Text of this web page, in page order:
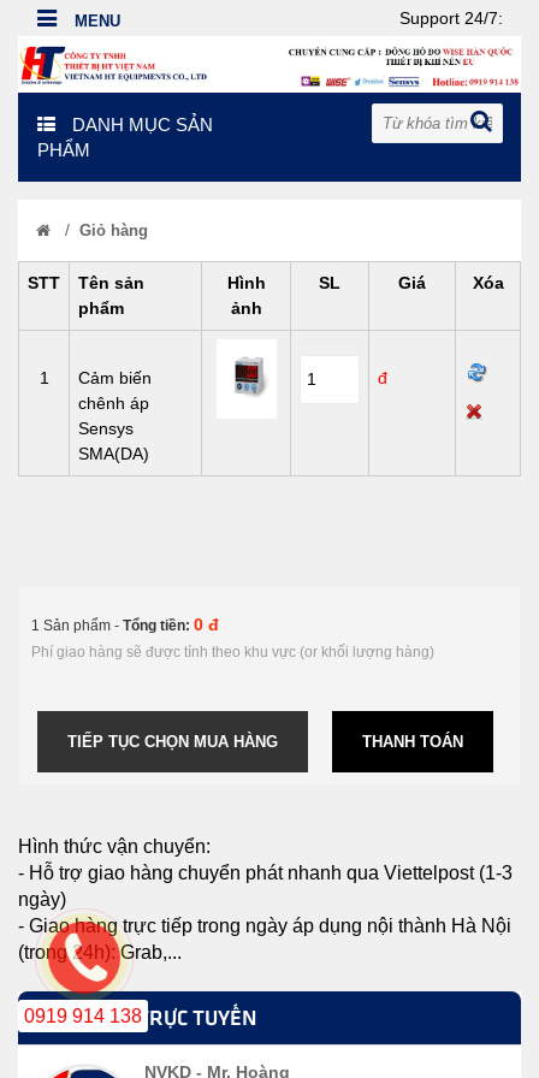
Support 24/7:
DANH MỤC SẢN
PHẨM
/ Giỏ hàng
STT
Tên sản
phẩm
Hình
ảnh
SL Giá Xóa
1
Cảm biến
chênh áp
Sensys
SMA(DA)
đ
1 Sản phẩm - Tổng tiền: 0 đ
Phí giao hàng sẽ được tính theo khu vực (or khối lượng hàng)
THANH TOÁN
TIẾP TỤC CHỌN MUA HÀNG
Hình thức vận chuyển:
- Hỗ trợ giao hàng chuyển phát nhanh qua Viettelpost (1-3
ngày)
- Giao hàng trực tiếp trong ngày áp dụng nội thành Hà Nội
(trong 24h): Grab,...
HỖ TRỢ TRỰC TUYẾN
NVKD - Mr. Hoàng
0919 914 138